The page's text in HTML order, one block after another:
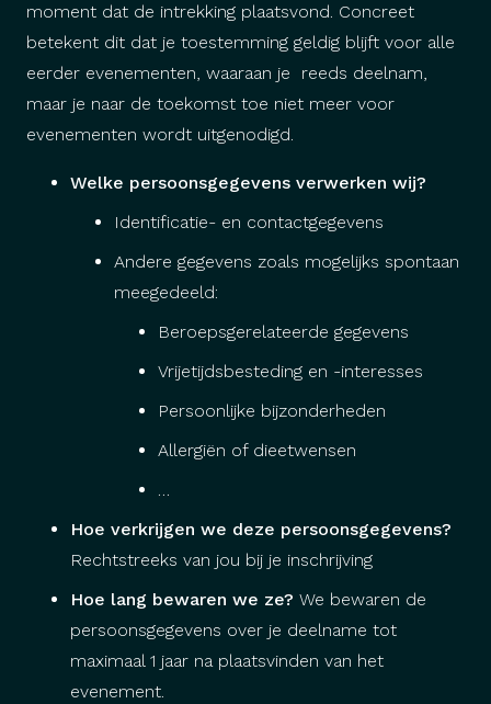
moment dat de intrekking plaatsvond. Concreet
betekent dit dat je toestemming geldig blijft voor alle
eerder evenementen, waaraan je reeds deelnam,
maar je naar de toekomst toe niet meer voor
evenementen wordt uitgenodigd.
Welke persoonsgegevens verwerken wij?
Identificatie- en contactgegevens
Andere gegevens zoals mogelijks spontaan
meegedeeld:
Beroepsgerelateerde gegevens
Vrijetijdsbesteding en -interesses
Persoonlijke bijzonderheden
Allergiën of dieetwensen
…
Hoe verkrijgen we deze persoonsgegevens?
Rechtstreeks van jou bij je inschrijving
Hoe lang bewaren we ze? We bewaren de
persoonsgegevens over je deelname tot
maximaal 1 jaar na plaatsvinden van het
evenement.